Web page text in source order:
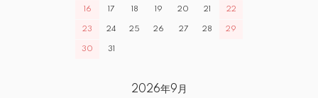
16 17 18 19 20 21 22
23 24 25 26 27 28 29
30 31
2026年9月